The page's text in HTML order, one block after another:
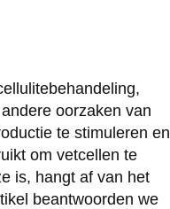
oorzaken van
te stimuleren en
om vetcellen te
is, hangt af van het
beantwoorden we